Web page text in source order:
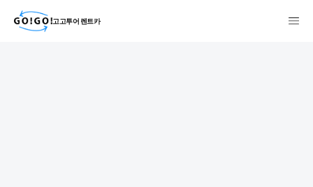
고고투어 렌트카